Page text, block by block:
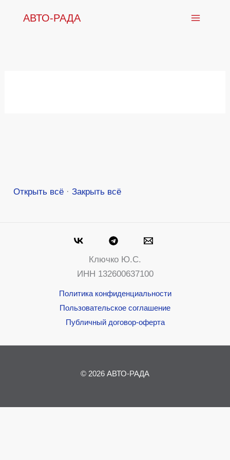
АВТО-РАДА
Открыть всё · Закрыть всё
Ключко Ю.С.
ИНН 132600637100
Политика конфиденциальности
Пользовательское соглашение
Публичный договор-оферта
© 2026 АВТО-РАДА